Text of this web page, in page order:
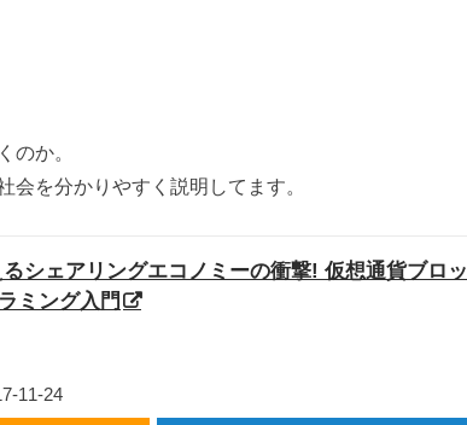
のか。
を分かりやすく説明してます。
シェアリングエコノミーの衝撃! 仮想通貨ブロッ
ミング入門
11-24